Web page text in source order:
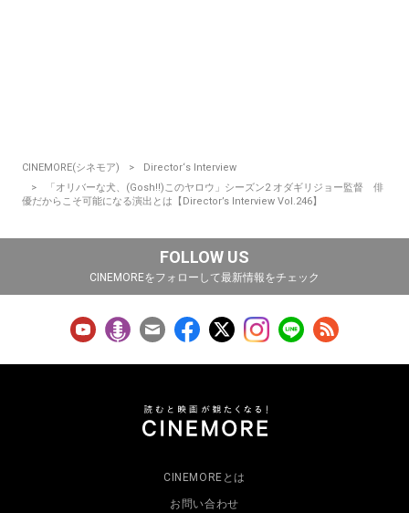
CINEMORE(シネモア)
Director‘s Interview
「オリバーな犬、(Gosh!!)このヤロウ」シーズン2 オダギリジョー監督 俳
優だからこそ可能になる演出とは【Director’s Interview Vol.246】
FOLLOW US
CINEMOREをフォローして最新情報をチェック
CINEMOREとは
お問い合わせ